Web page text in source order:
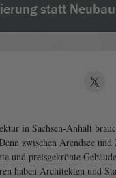
statt Neubau
in Sachsen-Anhalt
zwischen Arendsee
und preisgekrönte
haben Architekten und